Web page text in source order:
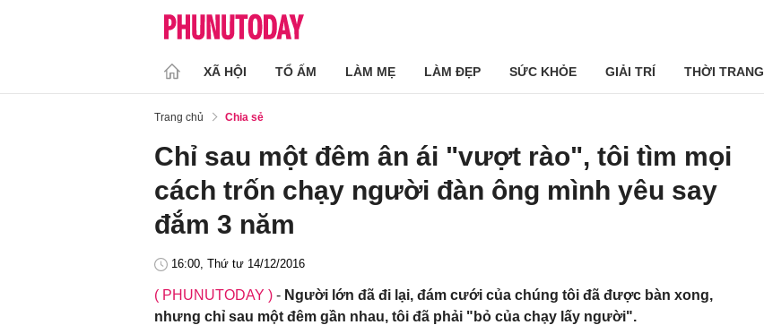
XÃ HỘI TỔ ẤM LÀM MẸ LÀM ĐẸP SỨC KHỎE GIẢI TRÍ THỜI TRANG
Trang chủ Chia sẻ
Chỉ sau một đêm ân ái "vượt rào", tôi tìm mọi
cách trốn chạy người đàn ông mình yêu say
đắm 3 năm
16:00, Thứ tư 14/12/2016
( PHUNUTODAY ) - Người lớn đã đi lại, đám cưới của chúng tôi đã được bàn xong,
nhưng chỉ sau một đêm gần nhau, tôi đã phải "bỏ của chạy lấy người".